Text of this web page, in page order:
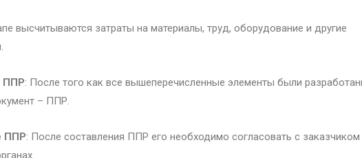
высчитываются затраты на материалы, труд, оборудование и другие
ППР: После того как все вышеперечисленные элементы были
– ППР.
ППР: После составления ППР его необходимо согласовать с заказчиком